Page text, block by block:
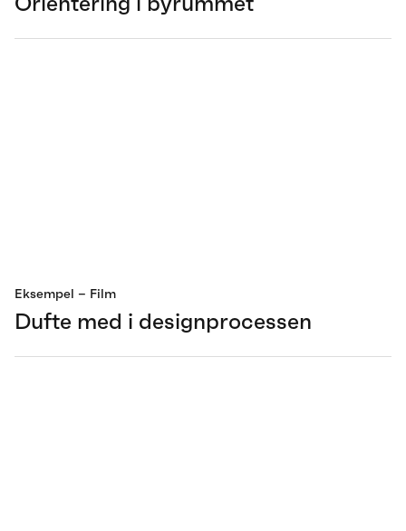
Eksempel – Film
Dufte med i designprocessen